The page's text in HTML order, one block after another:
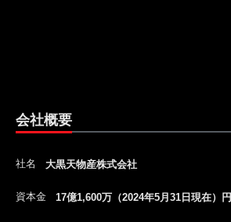
会社概要
社名 大黒天物産株式会社
資本金 17億1,600万（2024年5月31日現在）円